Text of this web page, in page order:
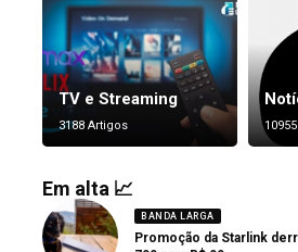
TV e Streaming
3188 Artigos
Em alta 📈
BANDA LARGA
Promoção da Starlink